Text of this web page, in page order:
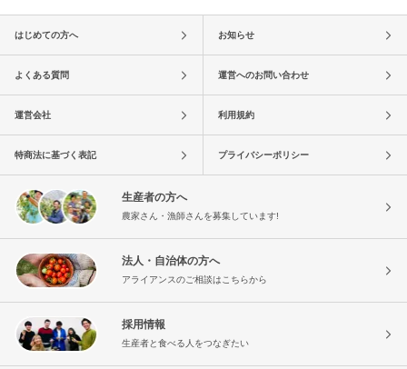
はじめての方へ お知らせ
よくある質問 運営へのお問い合わせ
運営会社 利用規約
特商法に基づく表記 プライバシーポリシー
生産者の方へ
農家さん・漁師さんを募集しています!
法人・自治体の方へ
アライアンスのご相談はこちらから
採用情報
生産者と食べる人をつなぎたい